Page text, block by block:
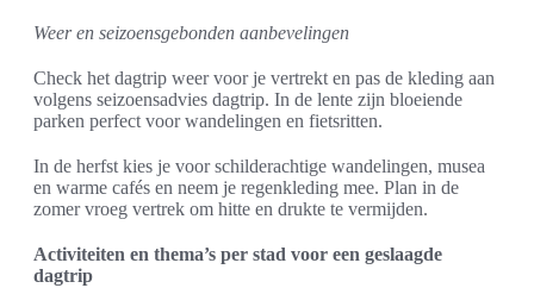
Weer en seizoensgebonden aanbevelingen
Check het dagtrip weer voor je vertrekt en pas de kleding aan
volgens seizoensadvies dagtrip. In de lente zijn bloeiende
parken perfect voor wandelingen en fietsritten.
In de herfst kies je voor schilderachtige wandelingen, musea
en warme cafés en neem je regenkleding mee. Plan in de
zomer vroeg vertrek om hitte en drukte te vermijden.
Activiteiten en thema’s per stad voor een geslaagde
dagtrip